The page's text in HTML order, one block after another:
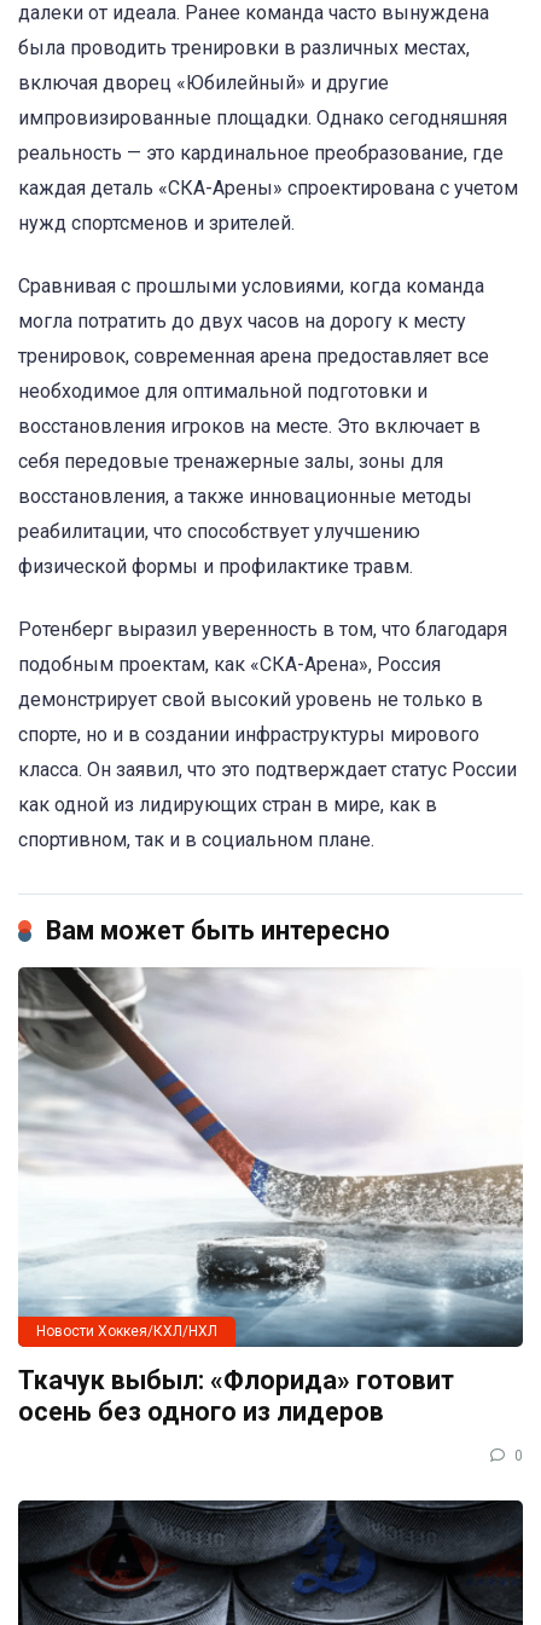
далеки от идеала. Ранее команда часто вынуждена
была проводить тренировки в различных местах,
включая дворец «Юбилейный» и другие
импровизированные площадки. Однако сегодняшняя
реальность — это кардинальное преобразование, где
каждая деталь «СКА-Арены» спроектирована с учетом
нужд спортсменов и зрителей.
Сравнивая с прошлыми условиями, когда команда
могла потратить до двух часов на дорогу к месту
тренировок, современная арена предоставляет все
необходимое для оптимальной подготовки и
восстановления игроков на месте. Это включает в
себя передовые тренажерные залы, зоны для
восстановления, а также инновационные методы
реабилитации, что способствует улучшению
физической формы и профилактике травм.
Ротенберг выразил уверенность в том, что благодаря
подобным проектам, как «СКА-Арена», Россия
демонстрирует свой высокий уровень не только в
спорте, но и в создании инфраструктуры мирового
класса. Он заявил, что это подтверждает статус России
как одной из лидирующих стран в мире, как в
спортивном, так и в социальном плане.
Вам может быть интересно
Новости Хоккея/КХЛ/НХЛ
Ткачук выбыл: «Флорида» готовит
осень без одного из лидеров
0